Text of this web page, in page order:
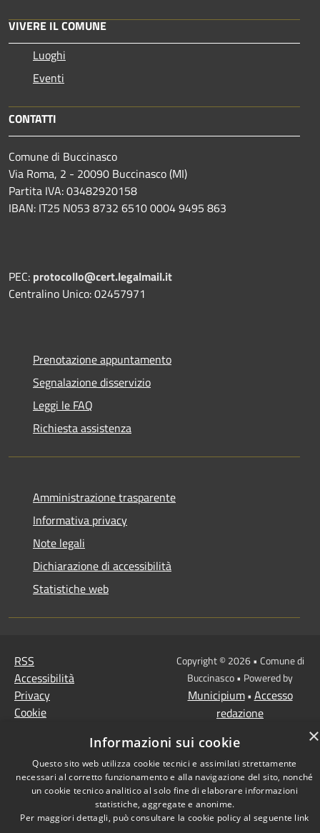
VIVERE IL COMUNE
Luoghi
Eventi
CONTATTI
Comune di Buccinasco
Via Roma, 2 - 20090 Buccinasco (MI)
Partita IVA: 03482920158
IBAN: IT25 N053 8732 6510 0004 9495 863
PEC: protocollo@cert.legalmail.it
Centralino Unico: 02457971
Prenotazione appuntamento
Segnalazione disservizio
Leggi le FAQ
Richiesta assistenza
Amministrazione trasparente
Informativa privacy
Note legali
Dichiarazione di accessibilità
Statistiche web
RSS
Accessibilità
Privacy
Cookie
Whistleblowing
Copyright © 2026 • Comune di
Buccinasco • Powered by
Municipium• Accesso
redazione
×
Informazioni sui cookie
Questo sito web utilizza cookie tecnici e assimilati strettamente
necessari al corretto funzionamento e alla navigazione del sito, nonché
un cookie tecnico analitico al solo fine di elaborare informazioni
statistiche, aggregate e anonime.
Per maggiori dettagli, può consultare la cookie policy al seguente link